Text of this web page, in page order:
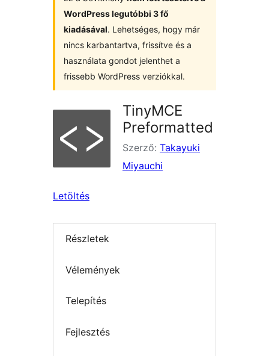
WordPress legutóbbi 3 fő
kiadásával. Lehetséges, hogy már
nincs karbantartva, frissítve és a
használata gondot jelenthet a
frissebb WordPress verziókkal.
TinyMCE
Preformatted
Szerző: Takayuki
Miyauchi
Letöltés
Részletek
Vélemények
Telepítés
Fejlesztés